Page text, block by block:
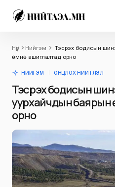
Нүүр Нийгэм
Тэсрэх бодисын
өмнө ашиглалтад орно
НИЙГЭМ ОНЦЛОХ НИЙТЛЭЛ
Тэсрэх бодисын
уурхайчдын баярын
орно